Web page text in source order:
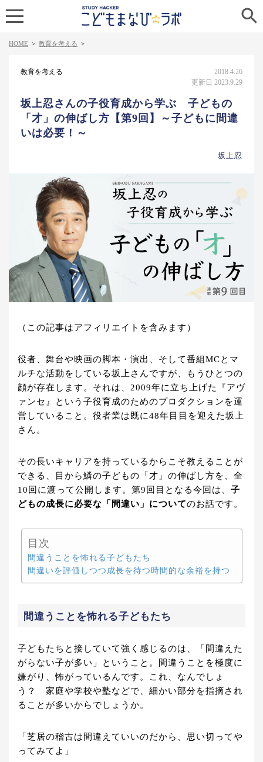

HOME > 教育を考える >
教育を考える
2018.4.26
更新日 2023.9.29
坂上忍さんの子役育成から学ぶ 子どもの
「才」の伸ばし方【第9回】～子どもに間違
いは必要！～
坂上忍
（この記事はアフィリエイトを含みます）
役者、舞台や映画の脚本・演出、そして番組MCとマ
ルチな活動をしている坂上さんですが、もうひとつの
顔が存在します。それは、2009年に立ち上げた『アヴ
ァンセ』という子役育成のためのプロダクションを運
営していること。役者業は既に48年目目を迎えた坂上
さん。
その長いキャリアを持っているからこそ教えることが
できる、目から鱗の子どもの「才」の伸ばし方を、全
10回に渡って公開します。第9回目となる今回は、 子
どもの成長に必要な「間違い」についてのお話です。
目次
間違うことを怖れる子どもたち
間違いを評価しつつ成長を待つ時間的な余裕を持つ
間違うことを怖れる子どもたち
子どもたちと接していて強く感じるのは、「間違えた
がらない子が多い」ということ。間違うことを極度に
嫌がり、怖がっているんです。これ、なんでしょ
う？ 家庭や学校や塾などで、細かい部分を指摘され
ることが多いからでしょうか。
「芝居の稽古は間違えていいのだから、思い切ってや
ってみてよ」